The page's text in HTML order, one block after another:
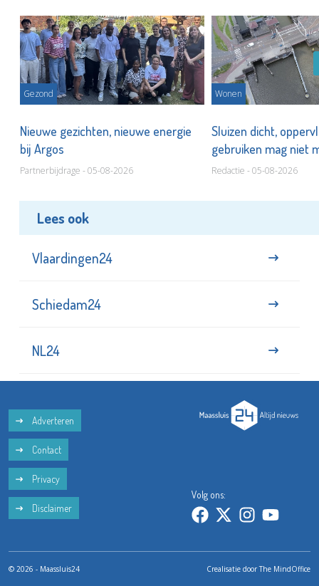
Gezond
Nieuwe gezichten, nieuwe energie
bij Argos
Partnerbijdrage - 05-08-2026
Wonen
Sluizen dicht,
gebruiken mag niet
Redactie - 05-08-2026
Lees ook
Vlaardingen24
Schiedam24
NL24
Adverteren
Contact
Privacy
Disclaimer
Volg ons:
© 2026 - Maassluis24 Crealisatie doorThe MindOffice